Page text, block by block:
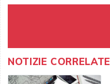
NOTIZIE CORRELATE